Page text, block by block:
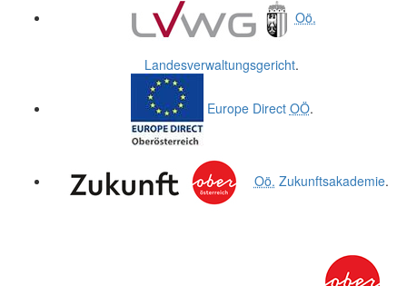
Oö.
Landesverwaltungsgericht.
Europe Direct OÖ.
Oö. Zukunftsakademie.